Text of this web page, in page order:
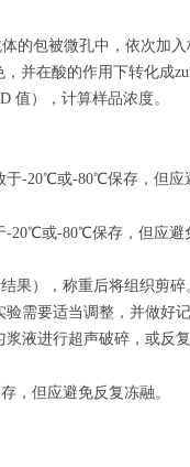
的包被微孔中，依次加
并在酸的作用下转化成
值），计算样品浓度。
于-20℃或-80℃保存，但应
-20℃或-80℃保存，但应避
果），称重后将组织剪碎
验需要适当调整，并做好
液进行超声破碎，或反
，但应避免反复冻融。